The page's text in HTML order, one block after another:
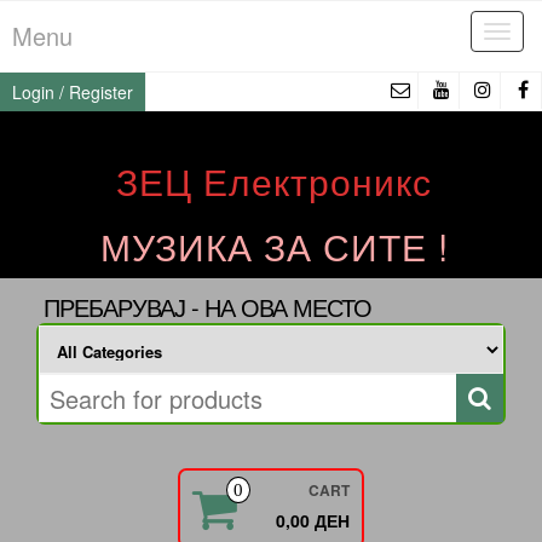
to
the
content
Menu
Login / Register
ЗЕЦ Електроникс
МУЗИКА ЗА СИТЕ !
ПРЕБАРУВАЈ - НА ОВА МЕСТО
0 CART
0,00 ДЕН